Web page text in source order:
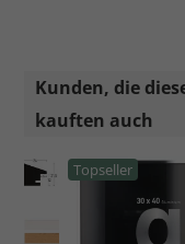
Kunden, die
kauften auch
Topseller